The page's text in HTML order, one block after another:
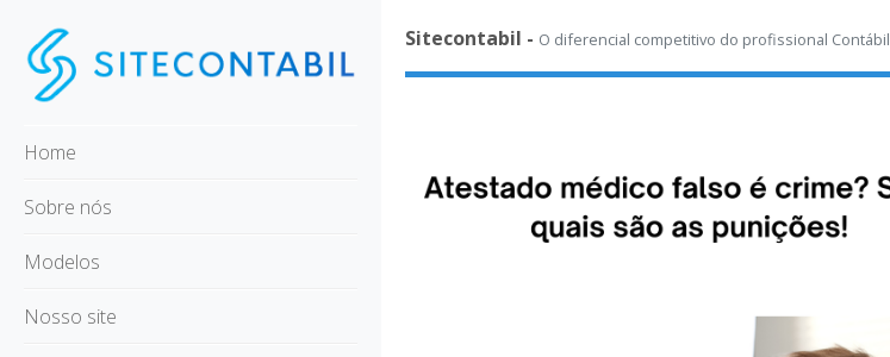
Home
Sobre nós
Modelos
Nosso site
Sitecontabil - O diferencial competitivo do profissional Contábil